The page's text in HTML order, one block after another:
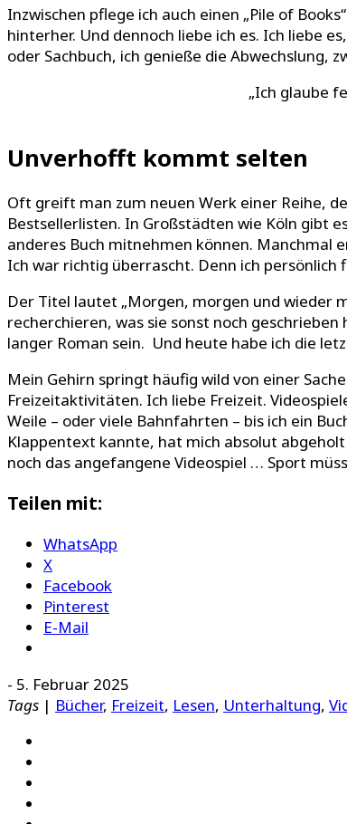
Inzwischen pflege ich auch einen „Pile of
hinterher. Und dennoch liebe ich es. Ich liebe
oder Sachbuch, ich genieße die Abwechslung,
„Ich glaube
Unverhofft kommt selten
Oft greift man zum neuen Werk einer Reihe,
Bestsellerlisten. In Großstädten wie Köln gibt
anderes Buch mitnehmen können. Manchmal
Ich war richtig überrascht. Denn ich
Der Titel lautet „Morgen, morgen und wieder
recherchieren, was sie sonst noch
langer Roman sein. Und heute habe ich die
Mein Gehirn springt häufig wild von einer
Freizeitaktivitäten. Ich liebe Freizeit.
Weile – oder viele Bahnfahrten – bis ich ein
Klappentext kannte, hat mich absolut abgeholt
noch das angefangene Videospiel … Sport
Teilen mit:
WhatsApp
X
Facebook
Pinterest
E-Mail
- 5. Februar 2025
Tags | Bücher, Freizeit, Lesen, Unterhaltung,